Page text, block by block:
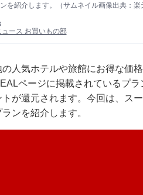
を紹介します。（サムネイル画像出典：楽
ース お買いもの部
人気ホテルや旅館にお得な価
ページに掲載されているプ
トが還元されます。今回は、ス
ンを紹介します。